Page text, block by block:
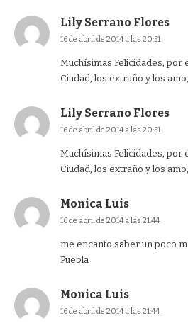
Lily Serrano Flores
16 de abril de 2014 a las 20:51
Muchísimas Felicidades, por
Ciudad, los extraño y los
Lily Serrano Flores
16 de abril de 2014 a las 20:51
Muchísimas Felicidades, por
Ciudad, los extraño y los
Monica Luis
16 de abril de 2014 a las 21:44
me encanto saber un poco
Puebla
Monica Luis
16 de abril de 2014 a las 21:44